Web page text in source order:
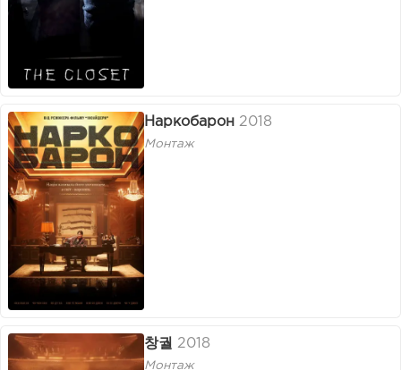
Наркобарон 2018
Монтаж
창궐 2018
Монтаж